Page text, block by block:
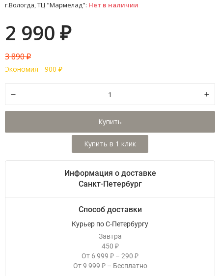
г.Вологда, ТЦ "Мармелад": Нет в наличии
2 990 ₽
3 890₽
Экономия - 900 ₽
Купить
Информация о доставке
Санкт-Петербург
Способ доставки
Курьер по С-Петербургу
Завтра
450 ₽
От 6 999 ₽ – 290 ₽
От 9 999 ₽ – Бесплатно